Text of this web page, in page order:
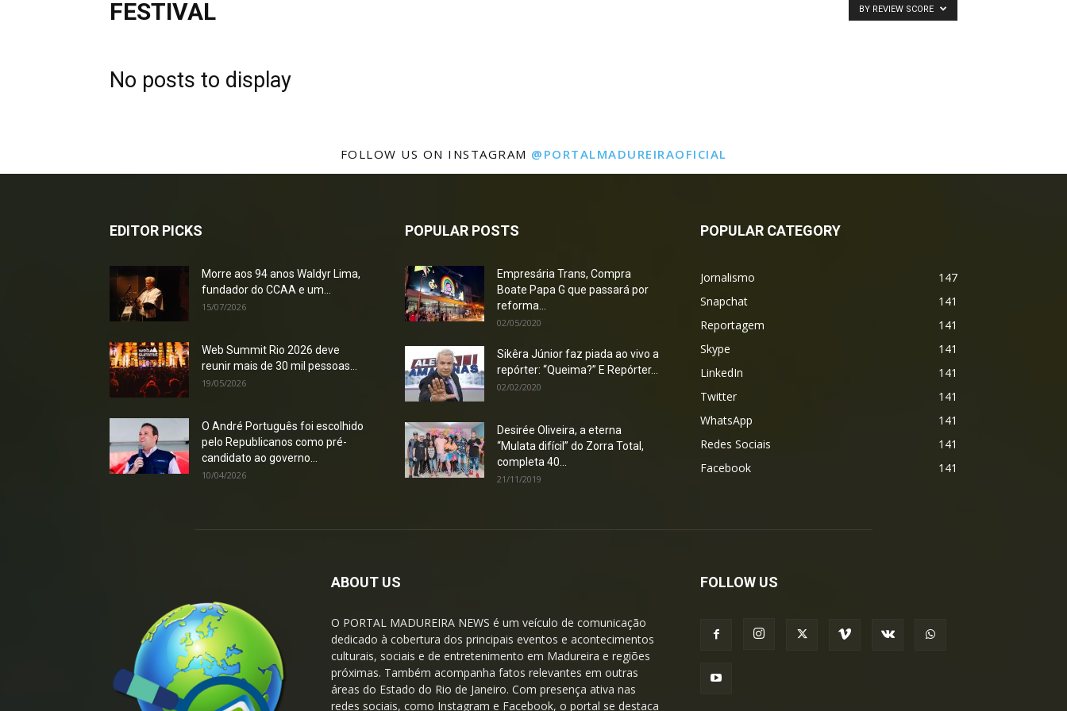
FESTIVAL BY REVIEW SCORE
No posts to display
FOLLOW US ON INSTAGRAM @PORTALMADUREIRAOFICIAL
EDITOR PICKS
Morre aos 94 anos Waldyr Lima,
fundador do CCAA e um...
15/07/2026
Web Summit Rio 2026 deve
reunir mais de 30 mil pessoas...
19/05/2026
O André Português foi escolhido
pelo Republicanos como pré-
candidato ao governo...
10/04/2026
POPULAR POSTS
Empresária Trans, Compra
Boate Papa G que passará por
reforma...
02/05/2020
Sikêra Júnior faz piada ao vivo a
repórter: “Queima?” E Repórter...
02/02/2020
Desirée Oliveira, a eterna
“Mulata difícil” do Zorra Total,
completa 40...
21/11/2019
POPULAR CATEGORY
Jornalismo
147
Snapchat
141
Reportagem
141
Skype
141
LinkedIn
141
Twitter
141
WhatsApp
141
Redes Sociais
141
Facebook
141
ABOUT US
O PORTAL MADUREIRA NEWS é um veículo de comunicação
dedicado à cobertura dos principais eventos e acontecimentos
culturais, sociais e de entretenimento em Madureira e regiões
próximas. Também acompanha fatos relevantes em outras
áreas do Estado do Rio de Janeiro. Com presença ativa nas
redes sociais, como Instagram e Facebook, o portal se destaca
FOLLOW US